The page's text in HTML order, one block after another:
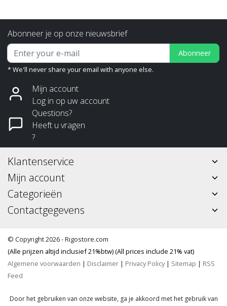
Abonneer je op onze nieuwsbrief
Abonneer
* We'll never share your email with anyone else.
Mijn account
Log in op uw account
Questions?
Heeft u vragen
?
Klantenservice
Mijn account
Categorieën
Contactgegevens
© Copyright 2026 - Rigostore.com
(Alle prijzen altijd inclusief 21%btw) (All prices include 21% vat)
Algemene voorwaarden | Disclaimer | Privacy Policy| Sitemap | RSS
Feed
Door het gebruiken van onze website, ga je akkoord met het gebruik van